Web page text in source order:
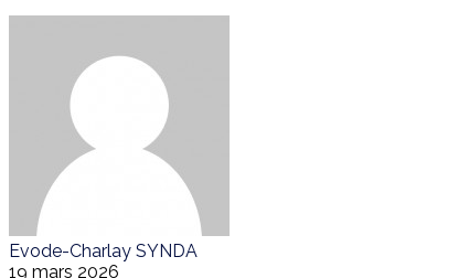
Evode-Charlay SYNDA
19 mars 2026